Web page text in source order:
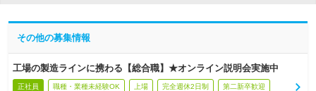
その他の募集情報
工場の製造ラインに携わる【総合職】★オンライン説明会実施中
正社員 職種・業種未経験OK 上場 完全週休2日制 第二新卒歓迎